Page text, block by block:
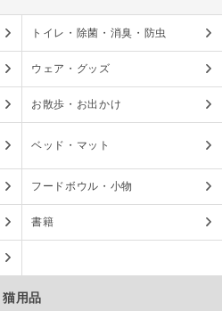
トイレ・除菌・消臭・防虫
ウェア・グッズ
お散歩・お出かけ
ベッド・マット
フードボウル・小物
書籍
猫用品